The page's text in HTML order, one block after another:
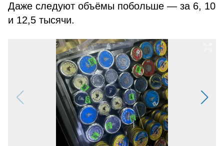
Даже следуют объёмы побольше — за 6, 10
и 12,5 тысячи.